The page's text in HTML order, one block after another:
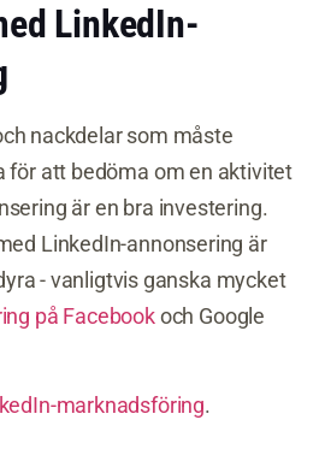
LinkedIn-
nackdelar som måste
för att bedöma om en aktivitet
är en bra investering.
LinkedIn-annonsering är
- vanligtvis ganska mycket
på Facebookoch Google
marknadsföring.